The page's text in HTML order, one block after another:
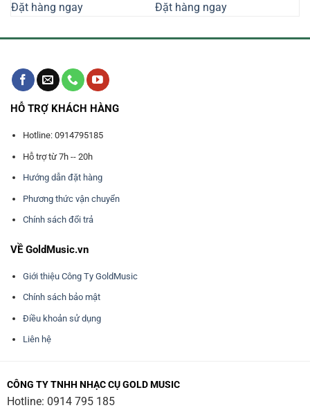
10.910.000₫.
9.490.000₫.
Đặt hàng ngay
5.810.000₫.
Đặt hàng ngay
HỖ TRỢ KHÁCH HÀNG
Hotline: 0914795185
Hỗ trợ từ 7h -- 20h
Hướng dẫn đặt hàng
Phương thức vận chuyển
Chính sách đổi trả
VỀ GoldMusic.vn
Giới thiệu Công Ty GoldMusic
Chính sách bảo mật
Điều khoản sử dụng
Liên hệ
CÔNG TY TNHH NHẠC CỤ GOLD MUSIC
Hotline: 0914 795 185